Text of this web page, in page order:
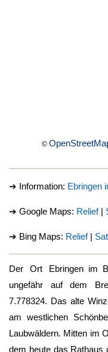
©
➔ Information: Ebringen
➔ Google Maps: Relief|
➔ Bing Maps: Relief|
Der Ort Ebringen im
ungefähr auf dem
7.778324. Das alte
am westlichen
Laubwäldern. Mitten im
dem heute das Rathaus